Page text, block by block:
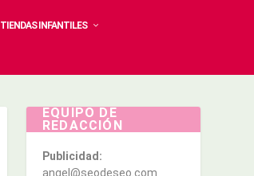
TIENDAS INFANTILES
EQUIPO DE
REDACCIÓN
Publicidad:
angel@seodeseo.com